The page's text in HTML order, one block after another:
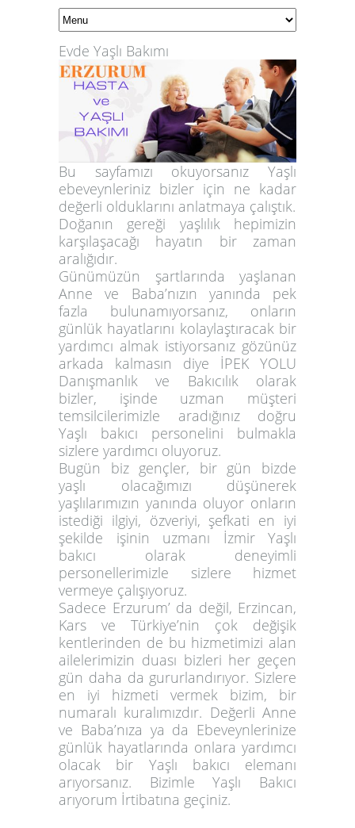
Evde Yaşlı Bakımı
Bu sayfamızı okuyorsanız Yaşlı
ebeveynleriniz bizler için ne kadar
değerli olduklarını anlatmaya çalıştık.
Doğanın gereği yaşlılık hepimizin
karşılaşacağı hayatın bir zaman
aralığıdır.
Günümüzün şartlarında yaşlanan
Anne ve Baba’nızın yanında pek
fazla bulunamıyorsanız, onların
günlük hayatlarını kolaylaştıracak bir
yardımcı almak istiyorsanız gözünüz
arkada kalmasın diye İPEK YOLU
Danışmanlık ve Bakıcılık olarak
bizler, işinde uzman müşteri
temsilcilerimizle aradığınız doğru
Yaşlı bakıcı personelini bulmakla
sizlere yardımcı oluyoruz.
Bugün biz gençler, bir gün bizde
yaşlı olacağımızı düşünerek
yaşlılarımızın yanında oluyor onların
istediği ilgiyi, özveriyi, şefkati en iyi
şekilde işinin uzmanı İzmir Yaşlı
bakıcı olarak deneyimli
personellerimizle sizlere hizmet
vermeye çalışıyoruz.
Sadece Erzurum’ da değil, Erzincan,
Kars ve Türkiye’nin çok değişik
kentlerinden de bu hizmetimizi alan
ailelerimizin duası bizleri her geçen
gün daha da gururlandırıyor. Sizlere
en iyi hizmeti vermek bizim, bir
numaralı kuralımızdır. Değerli Anne
ve Baba’nıza ya da Ebeveynlerinize
günlük hayatlarında onlara yardımcı
olacak bir Yaşlı bakıcı elemanı
arıyorsanız. Bizimle Yaşlı Bakıcı
arıyorum İrtibatına geçiniz.